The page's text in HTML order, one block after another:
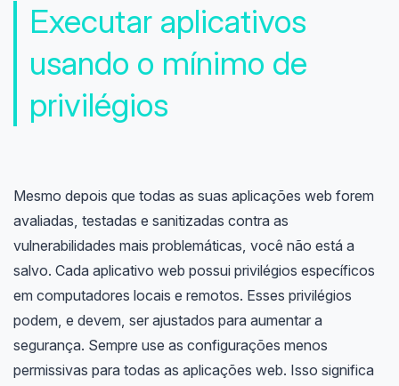
Executar aplicativos
usando o mínimo de
privilégios
Mesmo depois que todas as suas aplicações web forem
avaliadas, testadas e sanitizadas contra as
vulnerabilidades mais problemáticas, você não está a
salvo. Cada aplicativo web possui privilégios específicos
em computadores locais e remotos. Esses privilégios
podem, e devem, ser ajustados para aumentar a
segurança. Sempre use as configurações menos
permissivas para todas as aplicações web. Isso significa